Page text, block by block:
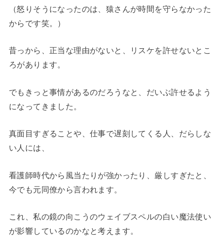
（怒りそうになったのは、猿さんが時間を守らなかった
からです笑。）
昔っから、正当な理由がないと、リスケを許せないとこ
ろがあります。
でもきっと事情があるのだろうなと、だいぶ許せるよう
になってきました。
真面目すぎることや、仕事で遅刻してくる人、だらしな
い人には、
看護師時代から風当たりが強かったり、厳しすぎたと、
今でも元同僚から言われます。
これ、私の鏡の向こうのウェイブスペルの白い魔法使い
が影響しているのかなと考えます。